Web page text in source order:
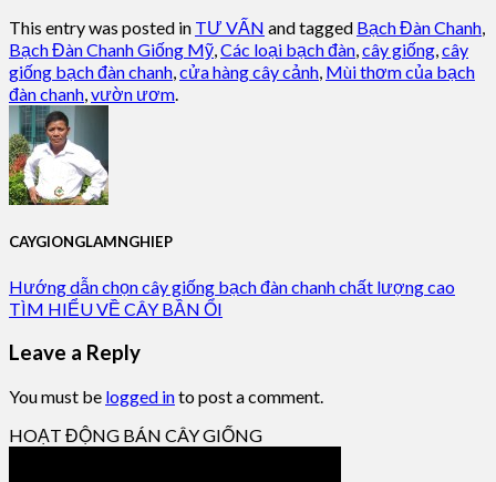
This entry was posted in TƯ VẤN and tagged Bạch Đàn Chanh,
Bạch Đàn Chanh Giống Mỹ,Các loại bạch đàn,cây giống,cây
giống bạch đàn chanh,cửa hàng cây cảnh, Mùi thơm của bạch
đàn chanh,vườn ươm.
CAYGIONGLAMNGHIEP
Hướng dẫn chọn cây giống bạch đàn chanh chất lượng cao
TÌM HIỂU VỀ CÂY BẦN ỔI
Leave a Reply
You must be logged into post a comment.
HOẠT ĐỘNG BÁN CÂY GIỐNG